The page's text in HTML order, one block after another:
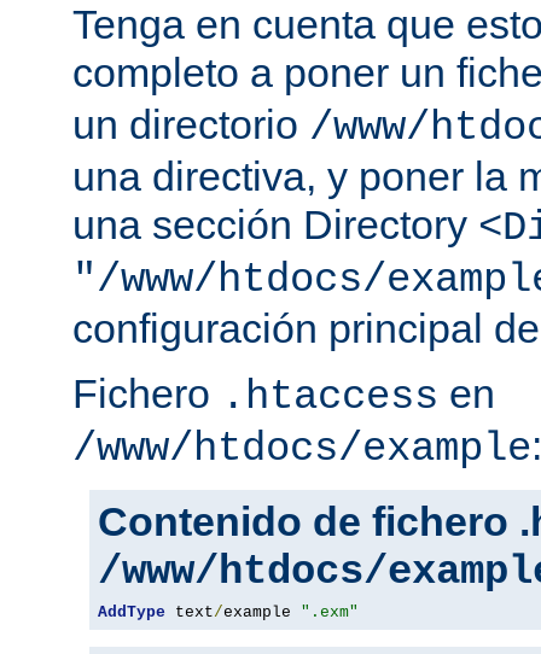
Tenga en cuenta que
completo a poner un
un directorio /www/
una directiva, y poner la
una sección Directory
"/www/htdocs/
configuración principal
Fichero .htaccess en
/www/htdocs/example:
Contenido de fichero
/www/htdocs/
AddType text/example ".exm"